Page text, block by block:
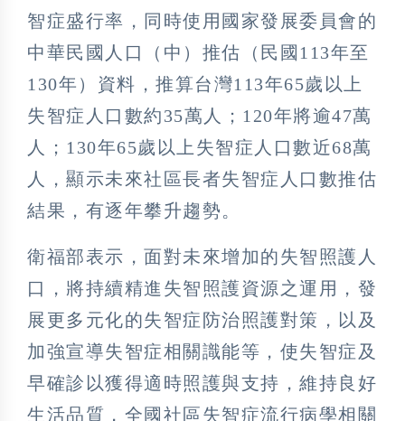
智症盛行率，同時使用國家發展委員會的
中華民國人口（中）推估（民國113年至
130年）資料，推算台灣113年65歲以上
失智症人口數約35萬人；120年將逾47萬
人；130年65歲以上失智症人口數近68萬
人，顯示未來社區長者失智症人口數推估
結果，有逐年攀升趨勢。
衛福部表示，面對未來增加的失智照護人
口，將持續精進失智照護資源之運用，發
展更多元化的失智症防治照護對策，以及
加強宣導失智症相關識能等，使失智症及
早確診以獲得適時照護與支持，維持良好
生活品質，全國社區失智症流行病學相關